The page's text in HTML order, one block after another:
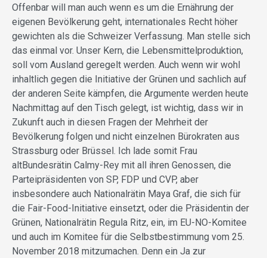
Offenbar will man auch wenn es um die Ernährung der
eigenen Bevölkerung geht, internationales Recht höher
gewichten als die Schweizer Verfassung. Man stelle sich
das einmal vor. Unser Kern, die Lebensmittelproduktion,
soll vom Ausland geregelt werden. Auch wenn wir wohl
inhaltlich gegen die Initiative der Grünen und sachlich auf
der anderen Seite kämpfen, die Argumente werden heute
Nachmittag auf den Tisch gelegt, ist wichtig, dass wir in
Zukunft auch in diesen Fragen der Mehrheit der
Bevölkerung folgen und nicht einzelnen Bürokraten aus
Strassburg oder Brüssel. Ich lade somit Frau
altBundesrätin Calmy-Rey mit all ihren Genossen, die
Parteipräsidenten von SP, FDP und CVP, aber
insbesondere auch Nationalrätin Maya Graf, die sich für
die Fair-Food-Initiative einsetzt, oder die Präsidentin der
Grünen, Nationalrätin Regula Ritz, ein, im EU-NO-Komitee
und auch im Komitee für die Selbstbestimmung vom 25.
November 2018 mitzumachen. Denn ein Ja zur